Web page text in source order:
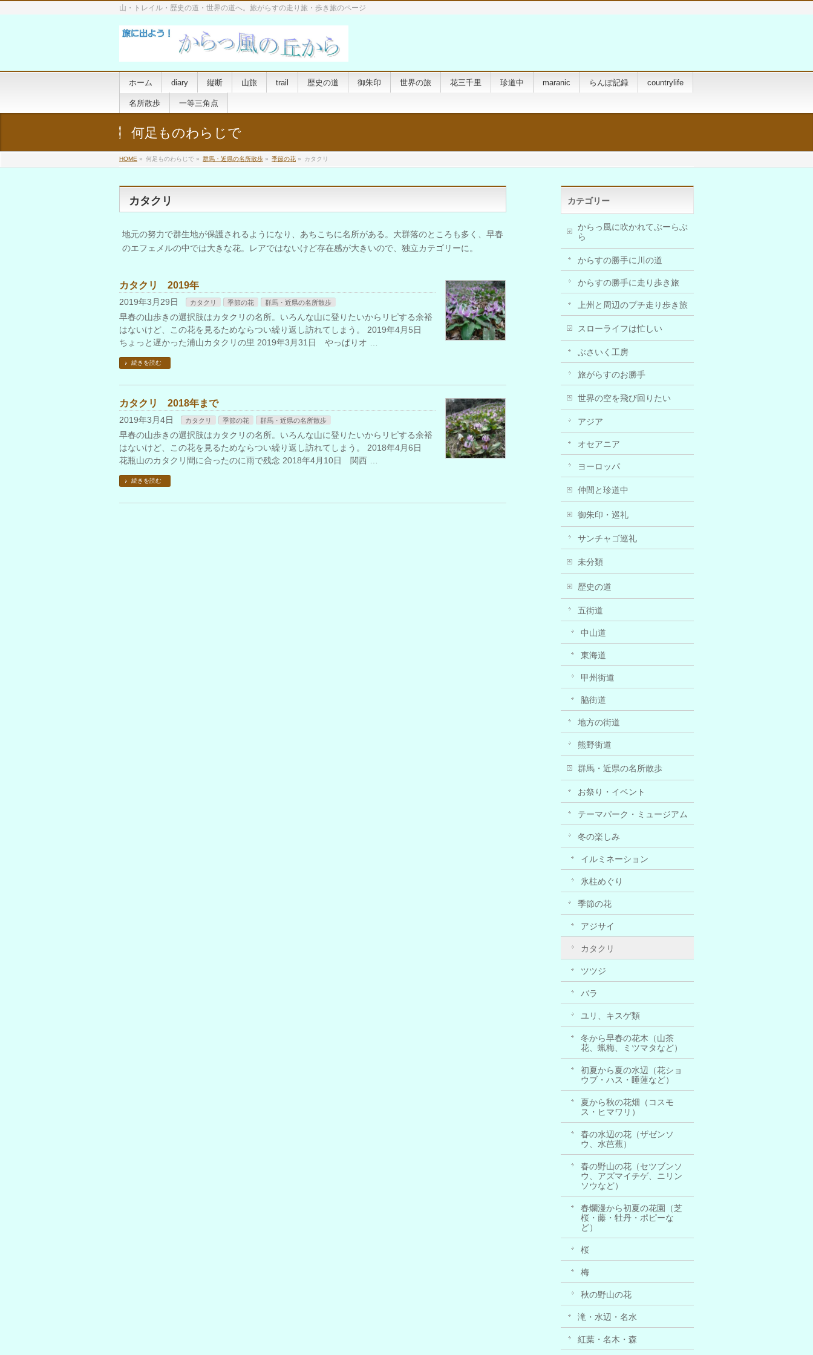
山・トレイル・歴史の道・世界の道へ。旅がらすの走り旅・歩き旅のページ
ホーム diary 縦断 山旅 trail 歴史の道 御朱印 世界の旅 花三千里 珍道中 maranic らんぽ記録 countrylife
名所散歩 一等三角点
何足ものわらじで
HOME » 何足ものわらじで » 群馬・近県の名所散歩 » 季節の花 » カタクリ
カタクリ
地元の努力で群生地が保護されるようになり、あちこちに名所がある。大群落のところも多く、早春
のエフェメルの中では大きな花。レアではないけど存在感が大きいので、独立カテゴリーに。
カタクリ 2019年
2019年3月29日 カタクリ 季節の花 群馬・近県の名所散歩
早春の山歩きの選択肢はカタクリの名所。いろんな山に登りたいからリピする余裕
はないけど、この花を見るためならつい繰り返し訪れてしまう。 2019年4月5日
ちょっと遅かった浦山カタクリの里 2019年3月31日 やっぱりオ …
続きを読む
カタクリ 2018年まで
2019年3月4日 カタクリ 季節の花 群馬・近県の名所散歩
早春の山歩きの選択肢はカタクリの名所。いろんな山に登りたいからリピする余裕
はないけど、この花を見るためならつい繰り返し訪れてしまう。 2018年4月6日
花瓶山のカタクリ間に合ったのに雨で残念 2018年4月10日 関西 …
続きを読む
カテゴリー
からっ風に吹かれてぶーらぶ
ら
からすの勝手に川の道
からすの勝手に走り歩き旅
上州と周辺のプチ走り歩き旅
スローライフは忙しい
ぶさいく工房
旅がらすのお勝手
世界の空を飛び回りたい
アジア
オセアニア
ヨーロッパ
仲間と珍道中
御朱印・巡礼
サンチャゴ巡礼
未分類
歴史の道
五街道
中山道
東海道
甲州街道
脇街道
地方の街道
熊野街道
群馬・近県の名所散歩
お祭り・イベント
テーマパーク・ミュージアム
冬の楽しみ
イルミネーション
氷柱めぐり
季節の花
アジサイ
カタクリ
ツツジ
バラ
ユリ、キスゲ類
冬から早春の花木（山茶
花、蝋梅、ミツマタなど）
初夏から夏の水辺（花ショ
ウブ・ハス・睡蓮など）
夏から秋の花畑（コスモ
ス・ヒマワリ）
春の水辺の花（ザゼンソ
ウ、水芭蕉）
春の野山の花（セツブンソ
ウ、アズマイチゲ、ニリン
ソウなど）
春爛漫から初夏の花園（芝
桜・藤・牡丹・ポピーな
ど）
桜
梅
秋の野山の花
滝・水辺・名水
紅葉・名木・森